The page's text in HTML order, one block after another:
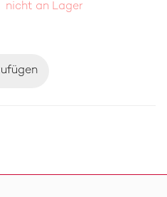
nicht an Lager